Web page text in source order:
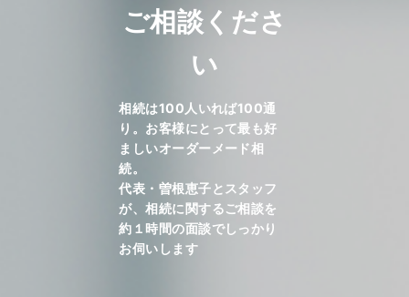
ご相談くださ
い
相続は100人いれば100通
り。お客様にとって最も好
ましいオーダーメード相
続。
代表・曽根恵子とスタッフ
が、相続に関するご相談を
約１時間の面談でしっかり
お伺いします